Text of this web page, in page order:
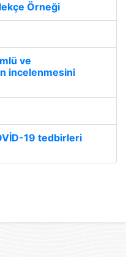
Örneği
ve
incelenmesini
19 tedbirleri